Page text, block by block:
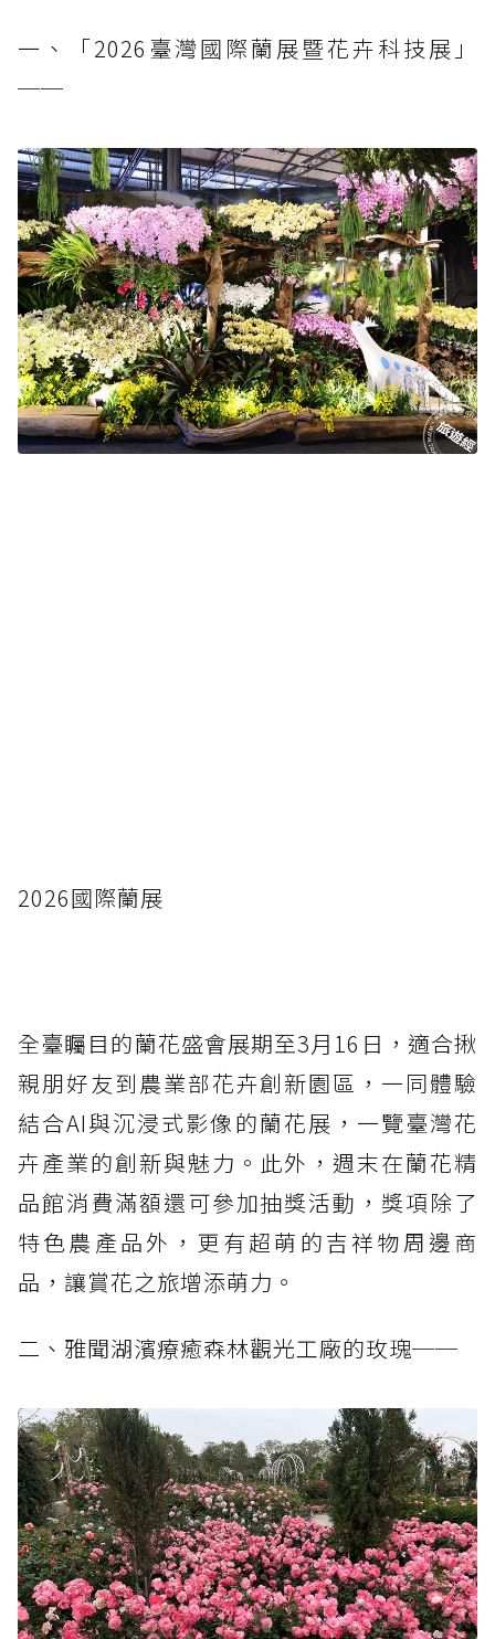
一、「2026臺灣國際蘭展暨花卉科技展」
──
2026國際蘭展
全臺矚目的蘭花盛會展期至3月16日，適合揪
親朋好友到農業部花卉創新園區，一同體驗
結合AI與沉浸式影像的蘭花展，一覽臺灣花
卉產業的創新與魅力。此外，週末在蘭花精
品館消費滿額還可參加抽獎活動，獎項除了
特色農產品外，更有超萌的吉祥物周邊商
品，讓賞花之旅增添萌力。
二、雅聞湖濱療癒森林觀光工廠的玫瑰──